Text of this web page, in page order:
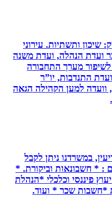
ותשתיות. עירוני
הנהלה, ועדת משנה
מערך התחבורה
יו”ר
למען הקהילה הגאה
ניתן לקבל
וביקורת. *
וכלכלי *הנהלת
שכר * ועוד.